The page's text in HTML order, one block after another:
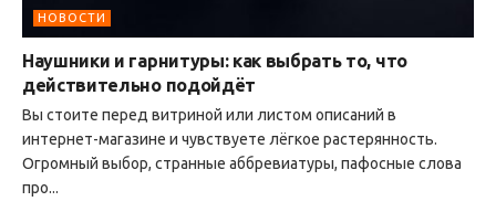
НОВОСТИ
Наушники и гарнитуры: как выбрать то, что
действительно подойдёт
Вы стоите перед витриной или листом описаний в
интернет-магазине и чувствуете лёгкое растерянность.
Огромный выбор, странные аббревиатуры, пафосные слова
про...